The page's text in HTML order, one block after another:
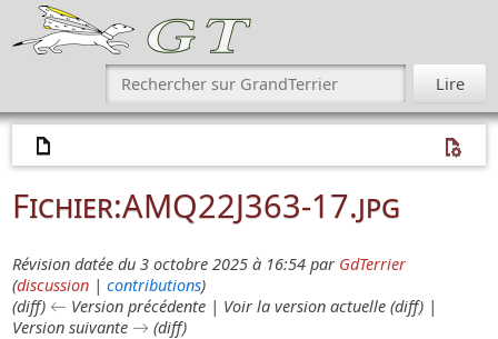
Fichier:AMQ22J363-17.jpg
Révision datée du 3 octobre 2025 à 16:54 par GdTerrier
(discussion| contributions)
(diff) ← Version précédente | Voir la version actuelle (diff) |
Version suivante → (diff)